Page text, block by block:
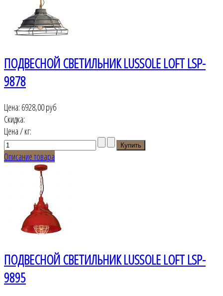
ПОДВЕСНОЙ СВЕТИЛЬНИК LUSSOLE LOFT LSP-
9878
Цена: 6928,00 руб
Скидка:
Цена / кг:
Описание товара
ПОДВЕСНОЙ СВЕТИЛЬНИК LUSSOLE LOFT LSP-
9895